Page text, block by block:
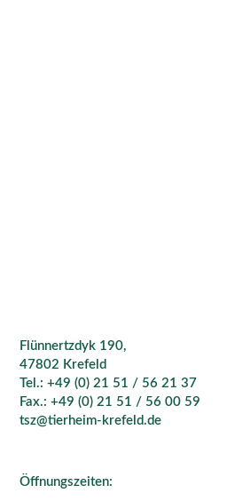
Flünnertzdyk 190,
47802 Krefeld
Tel.: +49 (0) 21 51 / 56 21 37
Fax.: +49 (0) 21 51 / 56 00 59
tsz@tierheim-krefeld.de
Öffnungszeiten: